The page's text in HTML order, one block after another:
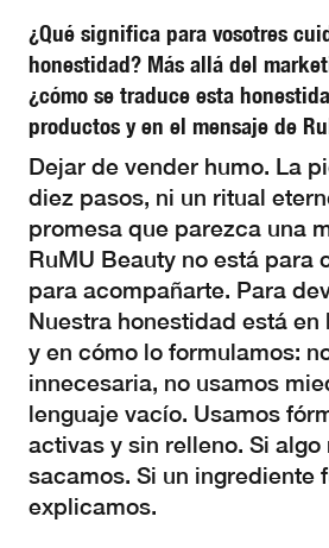
¿Qué significa para vosotres
honestidad? Más allá del
¿cómo se traduce esta
productos y en el mensaje de
Dejar de vender humo. La
diez pasos, ni un ritual
promesa que parezca una
RuMU Beauty no está para
para acompañarte. Para
Nuestra honestidad está en
y en cómo lo formulamos:
innecesaria, no usamos
lenguaje vacío. Usamos
activas y sin relleno. Si algo
sacamos. Si un ingrediente
explicamos.